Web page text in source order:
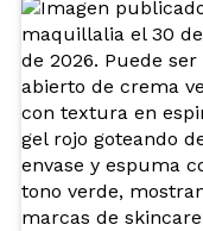
deja la piel
¿Recomendarías
|